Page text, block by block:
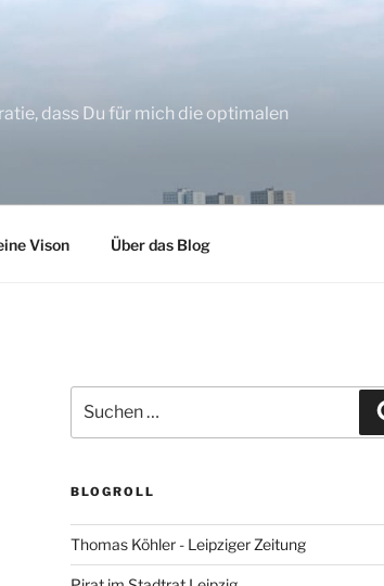
dass Du für mich die optimalen
Vison Über das Blog
nach:
BLOGROLL
Thomas Köhler - Leipziger Zeitung